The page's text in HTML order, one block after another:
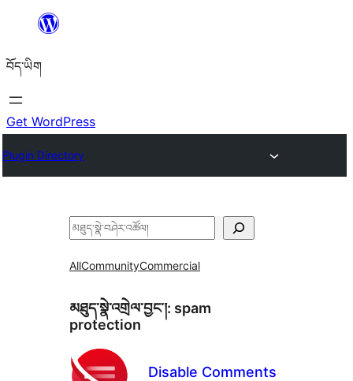
content
བོད་ཡིག
Get WordPress
Plugin Directory
བཤེར་
AllCommunityCommercial
མཐུད་སྣེ་འགྲེལ་བྱང་།: spam
protection
Disable Comments